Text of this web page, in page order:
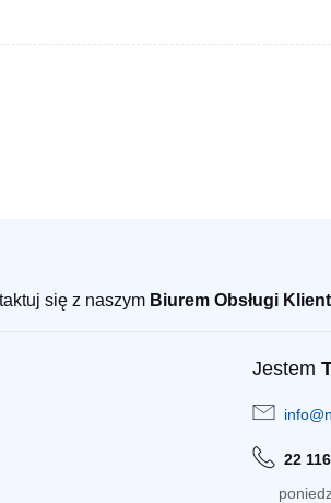
się z naszymBiurem Obsługi
22 116